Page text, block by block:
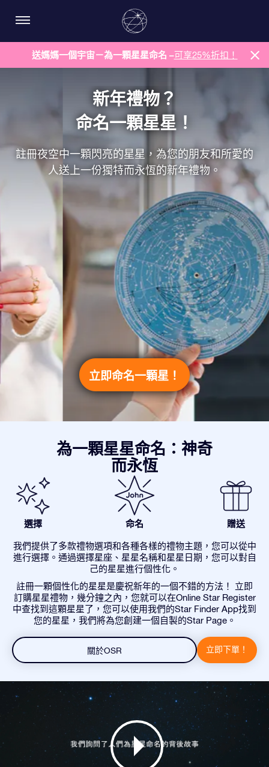
送媽媽一個宇宙－為一顆星星命名 –可享25%折扣！
新年禮物？
命名一顆星星！
註冊夜空中一顆閃亮的星星，為您的朋友和所愛的
人送上一份獨特而永恆的新年禮物。
立即命名一顆星！
為一顆星星命名：神奇
而永恆
選擇 命名 贈送
我們提供了多款禮物選項和各種各樣的禮物主題，您可以從中
進行選擇。通過選擇星座、星星名稱和星星日期，您可以對自
己的星星進行個性化。
註冊一顆個性化的星星是慶祝新年的一個不錯的方法！ 立即
訂購星星禮物，幾分鐘之內，您就可以在Online Star Register
中查找到這顆星星了，您可以使用我們的Star Finder App找到
您的星星，我們將為您創建一個自製的Star Page。
關於OSR 立即下單！